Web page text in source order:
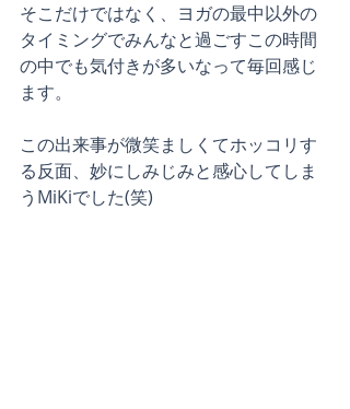
そこだけではなく、ヨガの最中以外の
タイミングでみんなと過ごすこの時間
の中でも気付きが多いなって毎回感じ
ます。
この出来事が微笑ましくてホッコリす
る反面、妙にしみじみと感心してしま
うMiKiでした(笑)